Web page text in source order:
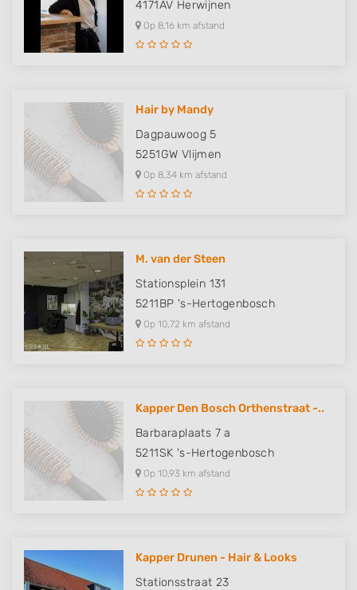
4171AV Herwijnen
Op 8,16 km afstand
Hair by Mandy
Dagpauwoog 5
5251GW Vlijmen
Op 8,34 km afstand
M. van der Steen
Stationsplein 131
5211BP 's-Hertogenbosch
Op 10,72 km afstand
Kapper Den Bosch Orthenstraat -..
Barbaraplaats 7 a
5211SK 's-Hertogenbosch
Op 10,93 km afstand
Kapper Drunen - Hair & Looks
Stationsstraat 23